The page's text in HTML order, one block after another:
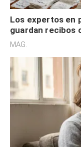
Los expertos en
guardan recibos
son
MAG.